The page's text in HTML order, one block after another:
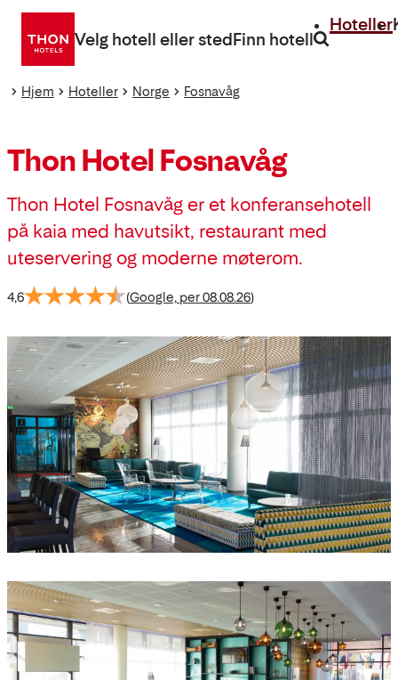
Gå
direkte
Velg hotell eller stedFinn hotell
Hoteller
Hjem Hoteller Norge Fosnavåg
Thon Hotel Fosnavåg
Thon Hotel Fosnavåg er et konferansehotell
på kaia med havutsikt, restaurant med
uteservering og moderne møterom.
4,6 (Google, per 08.08.26)